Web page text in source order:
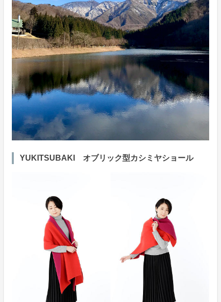
YUKITSUBAKI オブリック型カシミヤショール